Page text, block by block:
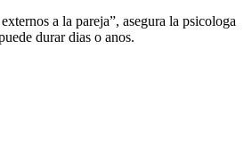
a la pareja”, asegura la psicologa
durar dias o anos.